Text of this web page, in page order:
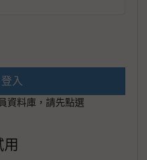
登入
資料庫，請先點選